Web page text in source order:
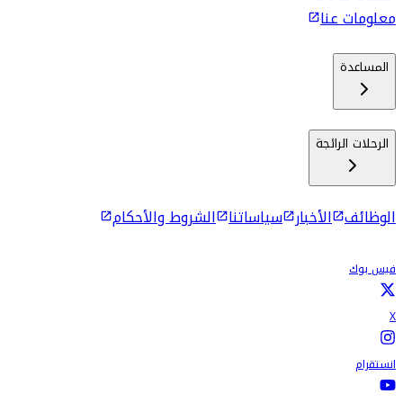
معلومات عنا
المساعدة
الرحلات الرائجة
الوظائف الأخبار سياساتنا الشروط والأحكام
فيس بوك
X
انستقرام